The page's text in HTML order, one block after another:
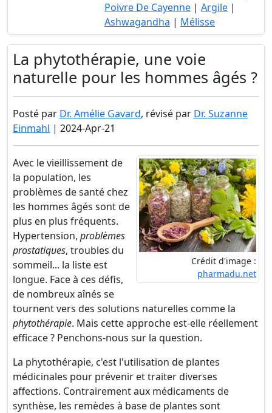
Poivre De Cayenne | Argile |
Ashwagandha | Mélisse
La phytothérapie, une voie
naturelle pour les hommes âgés ?
Posté par Dr. Amélie Gavard, révisé par Dr. Suzanne
Einmahl | 2024-Apr-21
Crédit d'image :
pharmadu.net
Avec le vieillissement de
la population, les
problèmes de santé chez
les hommes âgés sont de
plus en plus fréquents.
Hypertension, problèmes
prostatiques, troubles du
sommeil... la liste est
longue. Face à ces défis,
de nombreux aînés se
tournent vers des solutions naturelles comme la
phytothérapie. Mais cette approche est-elle réellement
efficace ? Penchons-nous sur la question.
La phytothérapie, c'est l'utilisation de plantes
médicinales pour prévenir et traiter diverses
affections. Contrairement aux médicaments de
synthèse, les remèdes à base de plantes sont